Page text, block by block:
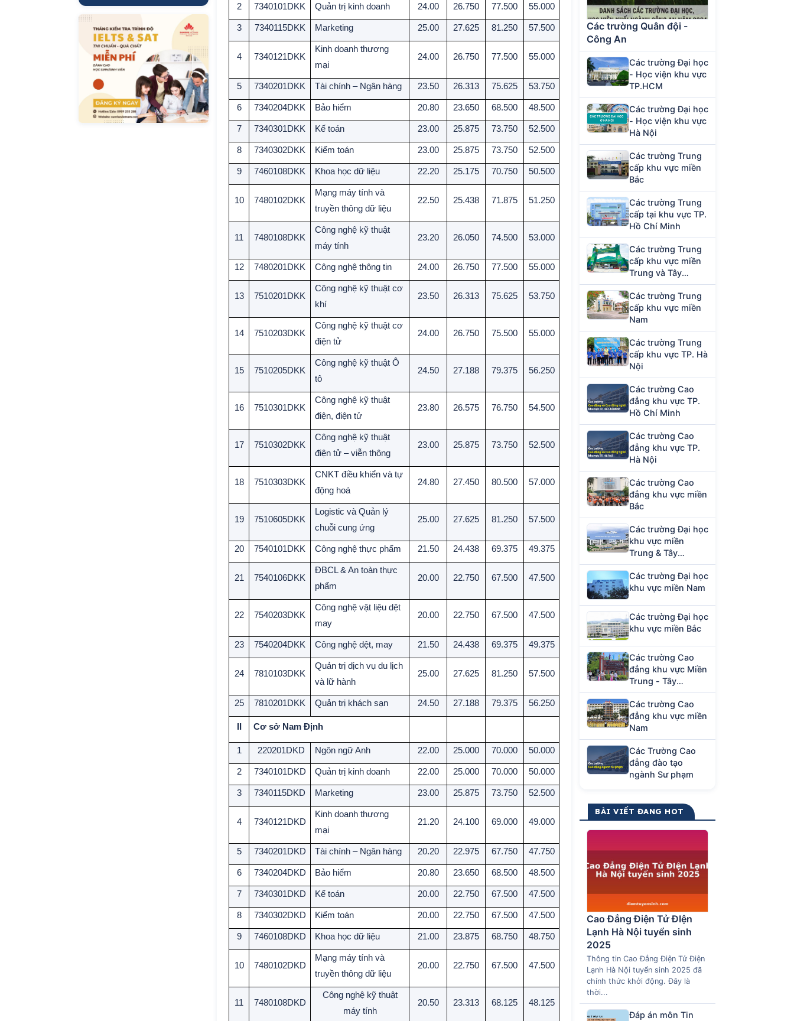
2 7340101DKK Quản trị kinh doanh 24.00 26.750 77.500 55.000
3 7340115DKK Marketing 25.00 27.625 81.250 57.500
4 7340121DKK
Kinh doanh thương
mại
24.00 26.750 77.500 55.000
5 7340201DKK Tài chính – Ngân hàng 23.50 26.313 75.625 53.750
6 7340204DKK Bảo hiểm 20.80 23.650 68.500 48.500
7 7340301DKK Kế toán 23.00 25.875 73.750 52.500
8 7340302DKK Kiểm toán 23.00 25.875 73.750 52.500
9 7460108DKK Khoa học dữ liệu 22.20 25.175 70.750 50.500
10 7480102DKK
Mạng máy tính và
truyền thông dữ liệu
22.50 25.438 71.875 51.250
11 7480108DKK
Công nghệ kỹ thuật
máy tính
23.20 26.050 74.500 53.000
12 7480201DKK Công nghệ thông tin 24.00 26.750 77.500 55.000
13 7510201DKK
Công nghệ kỹ thuật cơ
khí
23.50 26.313 75.625 53.750
14 7510203DKK
Công nghệ kỹ thuật cơ
điện tử
24.00 26.750 75.500 55.000
15 7510205DKK
Công nghệ kỹ thuật Ô
tô
24.50 27.188 79.375 56.250
16 7510301DKK
Công nghệ kỹ thuật
điện, điện tử
23.80 26.575 76.750 54.500
17 7510302DKK
Công nghệ kỹ thuật
điện tử – viễn thông
23.00 25.875 73.750 52.500
18 7510303DKK
CNKT điều khiển và tự
động hoá
24.80 27.450 80.500 57.000
19 7510605DKK
Logistic và Quản lý
chuỗi cung ứng
25.00 27.625 81.250 57.500
20 7540101DKK Công nghệ thực phẩm 21.50 24.438 69.375 49.375
21 7540106DKK
ĐBCL & An toàn thực
phẩm
20.00 22.750 67.500 47.500
22 7540203DKK
Công nghệ vật liệu dệt
may
20.00 22.750 67.500 47.500
23 7540204DKK Công nghệ dệt, may 21.50 24.438 69.375 49.375
24 7810103DKK
Quản trị dịch vụ du lịch
và lữ hành
25.00 27.625 81.250 57.500
25 7810201DKK Quản trị khách sạn 24.50 27.188 79.375 56.250
Cơ sở Nam Định
1 220201DKD Ngôn ngữ Anh 22.00 25.000 70.000 50.000
2 7340101DKD Quản trị kinh doanh 22.00 25.000 70.000 50.000
3 7340115DKD Marketing 23.00 25.875 73.750 52.500
4 7340121DKD
Kinh doanh thương
mại
21.20 24.100 69.000 49.000
5 7340201DKD Tài chính – Ngân hàng 20.20 22.975 67.750 47.750
6 7340204DKD Bảo hiểm 20.80 23.650 68.500 48.500
7 7340301DKD Kế toán 20.00 22.750 67.500 47.500
8 7340302DKD Kiểm toán 20.00 22.750 67.500 47.500
9 7460108DKD Khoa học dữ liệu 21.00 23.875 68.750 48.750
10 7480102DKD
Mạng máy tính và
truyền thông dữ liệu
20.00 22.750 67.500 47.500
11 7480108DKD
Công nghệ kỹ thuật
máy tính
20.50 23.313 68.125 48.125
Các trường Quân đội -
Công An
Các trường Đại học
- Học viện khu vực
TP.HCM
Các trường Đại học
- Học viện khu vực
Hà Nội
Các trường Trung
cấp khu vực miền
Bắc
Các trường Trung
cấp tại khu vực TP.
Hồ Chí Minh
Các trường Trung
cấp khu vực miền
Trung và Tây
Nguyên
Các trường Trung
cấp khu vực miền
Nam
Các trường Trung
cấp khu vực TP. Hà
Nội
Các trường Cao
đẳng khu vực TP.
Hồ Chí Minh
Các trường Cao
đẳng khu vực TP.
Hà Nội
Các trường Cao
đẳng khu vực miền
Bắc
Các trường Đại học
khu vực miền
Trung & Tây
Nguyên
Các trường Đại học
khu vực miền Nam
Các trường Đại học
khu vực miền Bắc
Các trường Cao
đẳng khu vực Miền
Trung - Tây
Nguyên
Các trường Cao
đẳng khu vực miền
Nam
Các Trường Cao
đẳng đào tạo
ngành Sư phạm
BÀI VIẾT ĐANG HOT
Cao Đẳng Điện Tử ĐIện
Lạnh Hà Nội tuyển sinh
2025
Thông tin Cao Đẳng Điện Tử Điện
Lạnh Hà Nội tuyển sinh 2025 đã
chính thức khởi động. Đây là
thời...
Đáp án môn Tin